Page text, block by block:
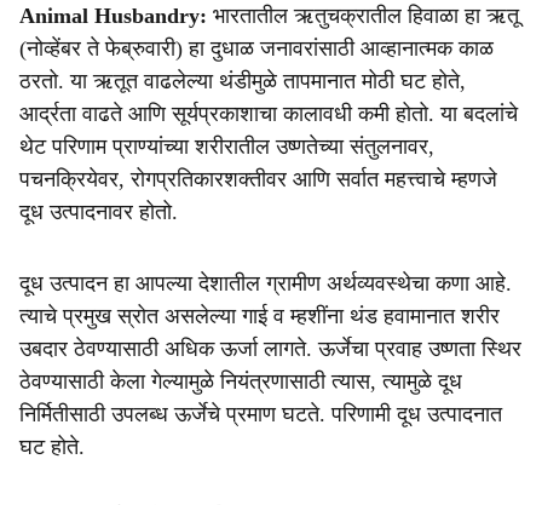
r
e
Animal Husbandry: भारतातील ऋतुचक्रातील हिवाळा हा ऋतू
(नोव्हेंबर ते फेब्रुवारी) हा दुधाळ जनावरांसाठी आव्हानात्मक काळ
ठरतो. या ऋतूत वाढलेल्या थंडीमुळे तापमानात मोठी घट होते,
आर्द्रता वाढते आणि सूर्यप्रकाशाचा कालावधी कमी होतो. या बदलांचे
थेट परिणाम प्राण्यांच्या शरीरातील उष्णतेच्या संतुलनावर,
पचनक्रियेवर, रोगप्रतिकारशक्तीवर आणि सर्वात महत्त्वाचे म्हणजे
दूध उत्पादनावर होतो.
दूध उत्पादन हा आपल्या देशातील ग्रामीण अर्थव्यवस्थेचा कणा आहे.
त्याचे प्रमुख स्रोत असलेल्या गाई व म्हशींना थंड हवामानात शरीर
उबदार ठेवण्यासाठी अधिक ऊर्जा लागते. ऊर्जेचा प्रवाह उष्णता स्थिर
ठेवण्यासाठी केला गेल्यामुळे नियंत्रणासाठी त्यास, त्यामुळे दूध
निर्मितीसाठी उपलब्ध ऊर्जेचे प्रमाण घटते. परिणामी दूध उत्पादनात
घट होते.